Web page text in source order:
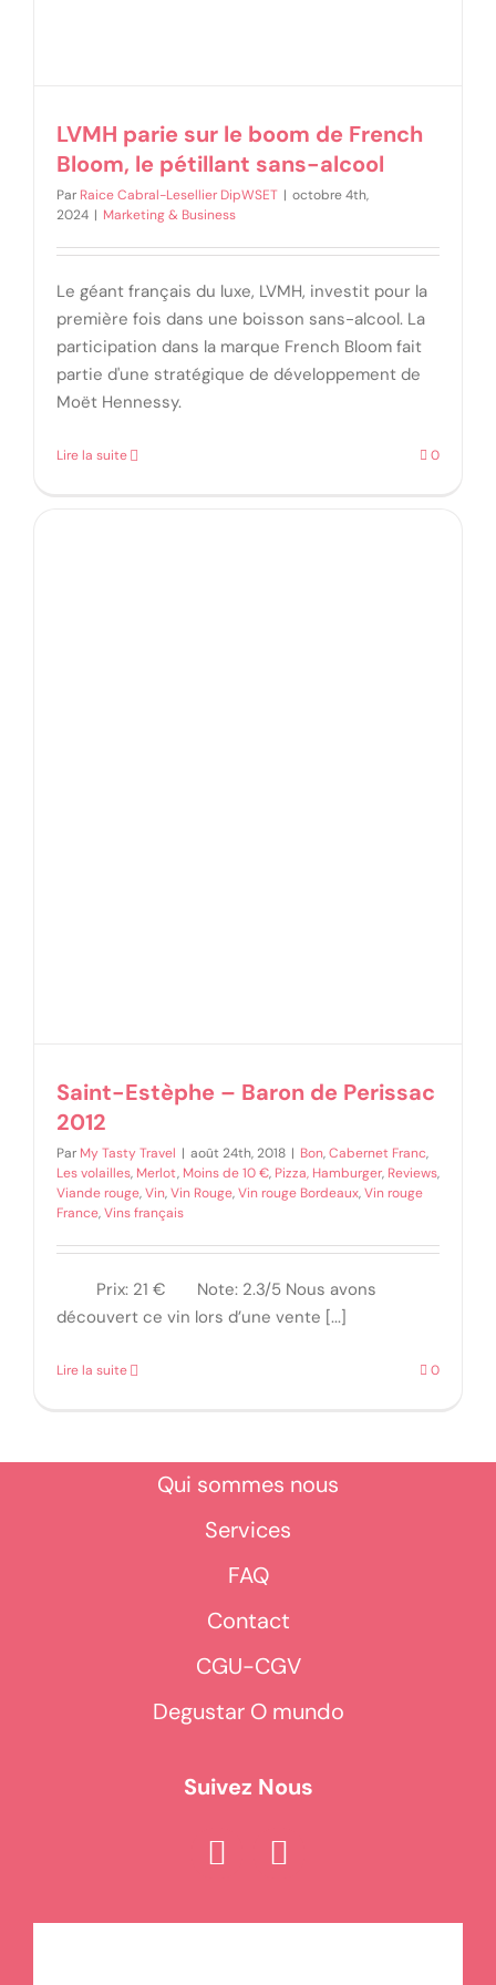
LVMH parie sur le boom de French
Bloom, le pétillant sans-alcool
Par Raice Cabral-Lesellier DipWSET | octobre 4th,
2024 | Marketing & Business
Le géant français du luxe, LVMH, investit pour la
première fois dans une boisson sans-alcool. La
participation dans la marque French Bloom fait
partie d'une stratégique de développement de
Moët Hennessy.
Lire la suite 0
Saint-Estèphe – Baron de Perissac
2012
Par My Tasty Travel | août 24th, 2018 | Bon,Cabernet Franc,
Les volailles, Merlot, Moins de 10 €, Pizza, Hamburger, Reviews,
Viande rouge,Vin,Vin Rouge,Vin rouge Bordeaux,Vin rouge
France,Vins français
Prix: 21 € Note: 2.3/5 Nous avons
découvert ce vin lors d’une vente [...]
Lire la suite 0
Qui sommes nous
Services
FAQ
Contact
CGU-CGV
Degustar O mundo
Suivez Nous